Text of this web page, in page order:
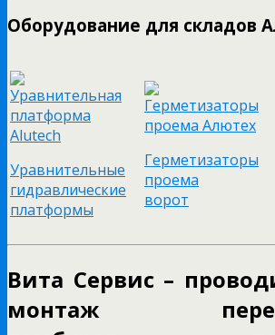
Оборудование для складов
Уравнительные
гидравлические
платформы
Герметизаторы
проема
ворот
Вита Сервис –
монтаж